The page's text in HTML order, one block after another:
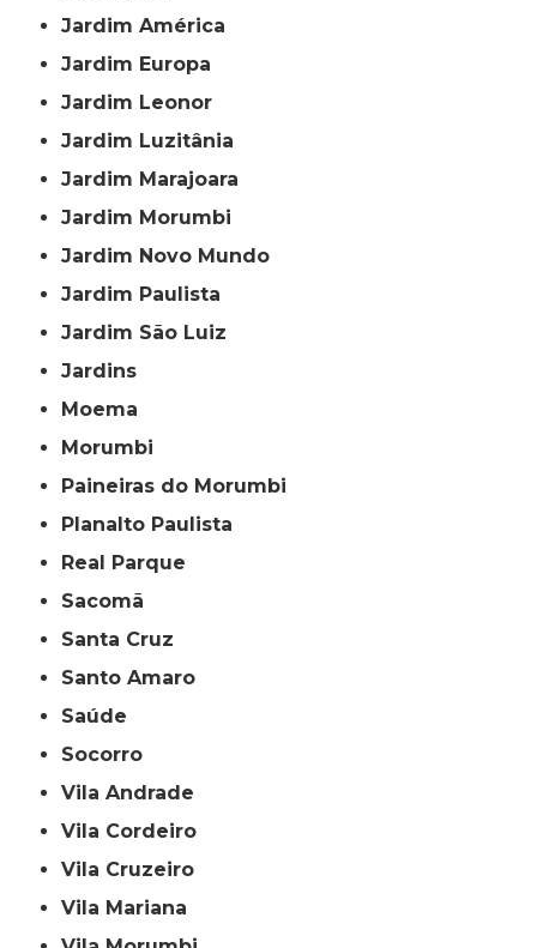
Jardim América
Jardim Europa
Jardim Leonor
Jardim Luzitânia
Jardim Marajoara
Jardim Morumbi
Jardim Novo Mundo
Jardim Paulista
Jardim São Luiz
Jardins
Moema
Morumbi
Paineiras do Morumbi
Planalto Paulista
Real Parque
Sacomã
Santa Cruz
Santo Amaro
Saúde
Socorro
Vila Andrade
Vila Cordeiro
Vila Cruzeiro
Vila Mariana